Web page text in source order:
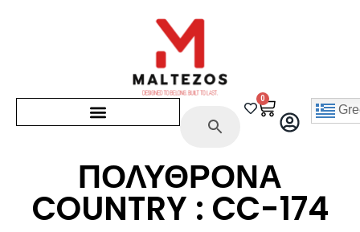
0
ΠΟΛΥΘΡΟΝΑ
COUNTRY : CC-174